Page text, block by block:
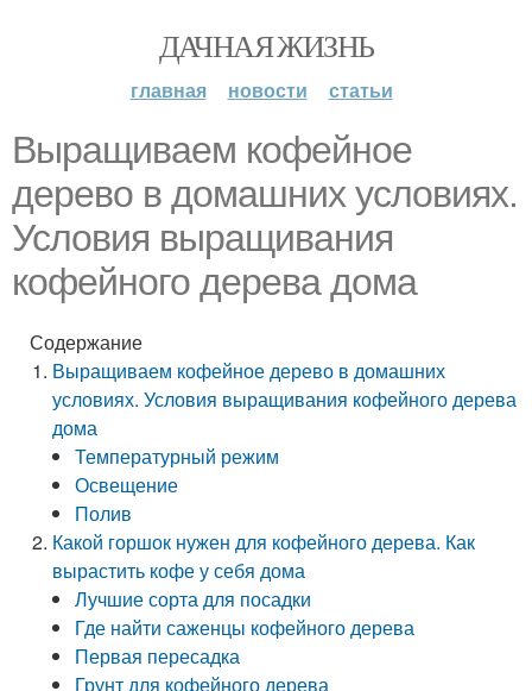
ДАЧНАЯ ЖИЗНЬ
главная новости статьи
Выращиваем кофейное
дерево в домашних условиях.
Условия выращивания
кофейного дерева дома
Содержание
Выращиваем кофейное дерево в домашних
условиях. Условия выращивания кофейного дерева
дома
Температурный режим
Освещение
Полив
Какой горшок нужен для кофейного дерева. Как
вырастить кофе у себя дома
Лучшие сорта для посадки
Где найти саженцы кофейного дерева
Первая пересадка
Грунт для кофейного дерева